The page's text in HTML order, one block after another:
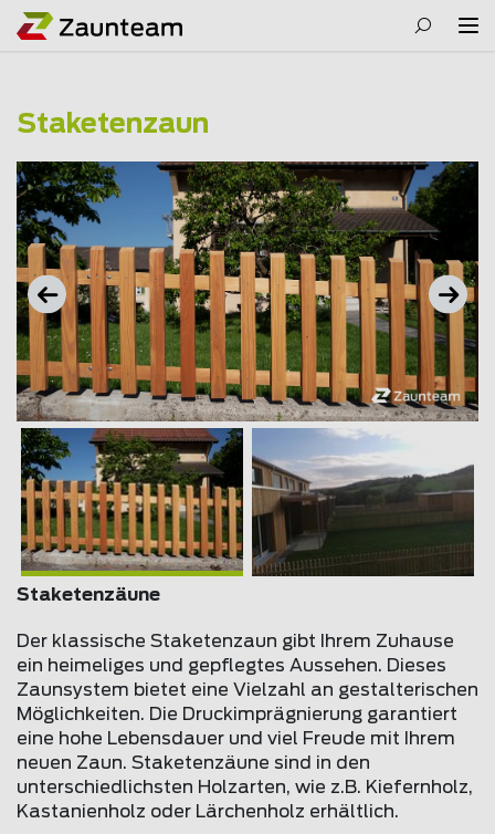
Staketenzaun
Staketenzäune
Der klassische Staketenzaun gibt Ihrem Zuhause
ein heimeliges und gepflegtes Aussehen. Dieses
Zaunsystem bietet eine Vielzahl an gestalterischen
Möglichkeiten. Die Druckimprägnierung garantiert
eine hohe Lebensdauer und viel Freude mit Ihrem
neuen Zaun. Staketenzäune sind in den
unterschiedlichsten Holzarten, wie z.B. Kiefernholz,
Kastanienholz oder Lärchenholz erhältlich.